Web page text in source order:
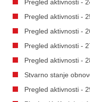
Pregled aktivnosti -
Pregled aktivnosti -
Pregled aktivnosti -
Pregled aktivnosti -
Pregled aktivnosti -
Stvarno stanje
Pregled aktivnosti -